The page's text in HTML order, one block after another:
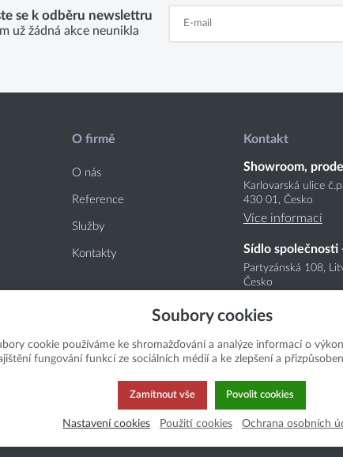
se k odběru newslettru
už žádná akce neunikla
O firmě
O nás
Reference
Služby
Kontakty
Kontakt
Showroom,
Karlovarská ulice
430 01, Česko
Více informací
Sídlo společnosti
Partyzánská 108,
Česko
Soubory cookies
cookie používáme ke shromažďování a analýze informací o
fungování funkcí ze sociálních médií a ke zlepšení a
Zamítnout vše Povolit cookies
Nastavení cookies Použití cookies Ochrana osobních